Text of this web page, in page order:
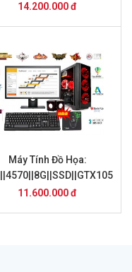
14.200.000 đ
Máy Tính Đồ Họa:
11.600.000 đ